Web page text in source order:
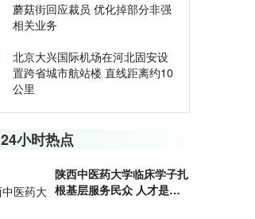
蘑菇街回应裁员 优化掉部分非强
相关业务
北京大兴国际机场在河北固安设
置跨省城市航站楼 直线距离约10
公里
24小时热点
陕西中医药大学临床学子扎
根基层服务民众 人才是健